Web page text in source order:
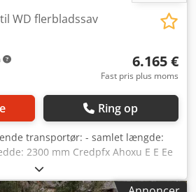
WD flerbladssav
6.165 €
Fast pris plus moms
Ring op
transportør: - samlet længde:
2300 mm Credpfx Ahoxu E E Ee
effekt: 0,75 kW - nivellérsav til
2,2 kW - maksimal